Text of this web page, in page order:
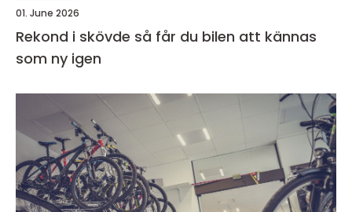
01. June 2026
Rekond i skövde så får du bilen att kännas
som ny igen